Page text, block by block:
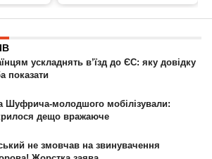
РЕКЛАМА НА САЙТІ
- Національне інтернет-видання.
використанні матеріалів сайту посилання
nikopol.informator.uaяк джерело